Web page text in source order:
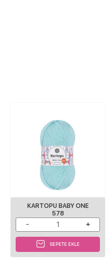
KARTOPU BABY ONE
578
SEPETE EKLE